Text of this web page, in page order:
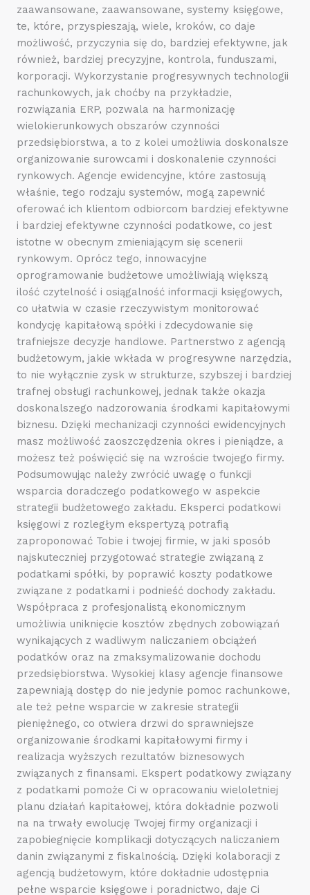
zaawansowane, zaawansowane, systemy księgowe,
te, które, przyspieszają, wiele, kroków, co daje
możliwość, przyczynia się do, bardziej efektywne, jak
również, bardziej precyzyjne, kontrola, funduszami,
korporacji. Wykorzystanie progresywnych technologii
rachunkowych, jak choćby na przykładzie,
rozwiązania ERP, pozwala na harmonizację
wielokierunkowych obszarów czynności
przedsiębiorstwa, a to z kolei umożliwia doskonalsze
organizowanie surowcami i doskonalenie czynności
rynkowych. Agencje ewidencyjne, które zastosują
właśnie, tego rodzaju systemów, mogą zapewnić
oferować ich klientom odbiorcom bardziej efektywne
i bardziej efektywne czynności podatkowe, co jest
istotne w obecnym zmieniającym się scenerii
rynkowym. Oprócz tego, innowacyjne
oprogramowanie budżetowe umożliwiają większą
ilość czytelność i osiągalność informacji księgowych,
co ułatwia w czasie rzeczywistym monitorować
kondycję kapitałową spółki i zdecydowanie się
trafniejsze decyzje handlowe. Partnerstwo z agencją
budżetowym, jakie wkłada w progresywne narzędzia,
to nie wyłącznie zysk w strukturze, szybszej i bardziej
trafnej obsługi rachunkowej, jednak także okazja
doskonalszego nadzorowania środkami kapitałowymi
biznesu. Dzięki mechanizacji czynności ewidencyjnych
masz możliwość zaoszczędzenia okres i pieniądze, a
możesz też poświęcić się na wzroście twojego firmy.
Podsumowując należy zwrócić uwagę o funkcji
wsparcia doradczego podatkowego w aspekcie
strategii budżetowego zakładu. Eksperci podatkowi
księgowi z rozległym ekspertyzą potrafią
zaproponować Tobie i twojej firmie, w jaki sposób
najskuteczniej przygotować strategie związaną z
podatkami spółki, by poprawić koszty podatkowe
związane z podatkami i podnieść dochody zakładu.
Współpraca z profesjonalistą ekonomicznym
umożliwia uniknięcie kosztów zbędnych zobowiązań
wynikających z wadliwym naliczaniem obciążeń
podatków oraz na zmaksymalizowanie dochodu
przedsiębiorstwa. Wysokiej klasy agencje finansowe
zapewniają dostęp do nie jedynie pomoc rachunkowe,
ale też pełne wsparcie w zakresie strategii
pieniężnego, co otwiera drzwi do sprawniejsze
organizowanie środkami kapitałowymi firmy i
realizacja wyższych rezultatów biznesowych
związanych z finansami. Ekspert podatkowy związany
z podatkami pomoże Ci w opracowaniu wieloletniej
planu działań kapitałowej, która dokładnie pozwoli
na na trwały ewolucję Twojej firmy organizacji i
zapobiegnięcie komplikacji dotyczących naliczaniem
danin związanymi z fiskalnością. Dzięki kolaboracji z
agencją budżetowym, które dokładnie udostępnia
pełne wsparcie księgowe i poradnictwo, daje Ci